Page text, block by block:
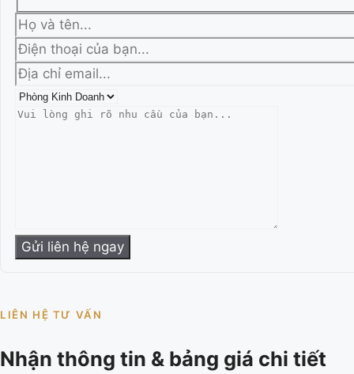
LIÊN HỆ TƯ VẤN
Nhận thông tin & bảng giá chi tiết